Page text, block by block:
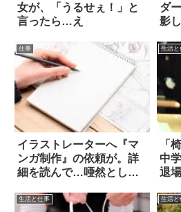
女が、「うるせぇ！」と
言ったら…え
ダ
影
仕事
イラストレーターへ『マ
ンガ制作』の依頼が。詳
細を読んで…唖然とし
生活と
「
中
退
生活と仕事 生活と